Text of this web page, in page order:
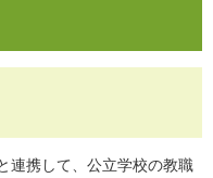
連携して、公立学校の教職